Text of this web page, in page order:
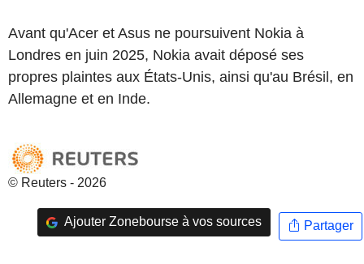
Avant qu'Acer et Asus ne poursuivent Nokia à
Londres en juin 2025, Nokia avait déposé ses
propres plaintes aux États-Unis, ainsi qu'au Brésil, en
Allemagne et en Inde.
© Reuters - 2026
Ajouter Zonebourse à vos sources Partager